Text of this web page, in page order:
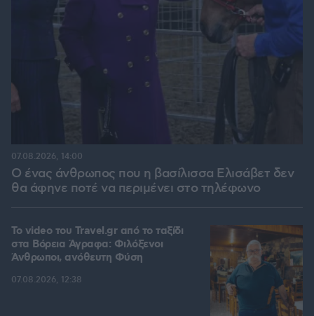
Ο ένας άνθρωπος που η βασίλισσα Ελισάβετ δεν
θα άφηνε ποτέ να περιμένει στο τηλέφωνο
07.08.2026, 14:00
To video του Travel.gr από το ταξίδι
στα Βόρεια Άγραφα: Φιλόξενοι
Άνθρωποι, ανόθευτη Φύση
07.08.2026, 12:38